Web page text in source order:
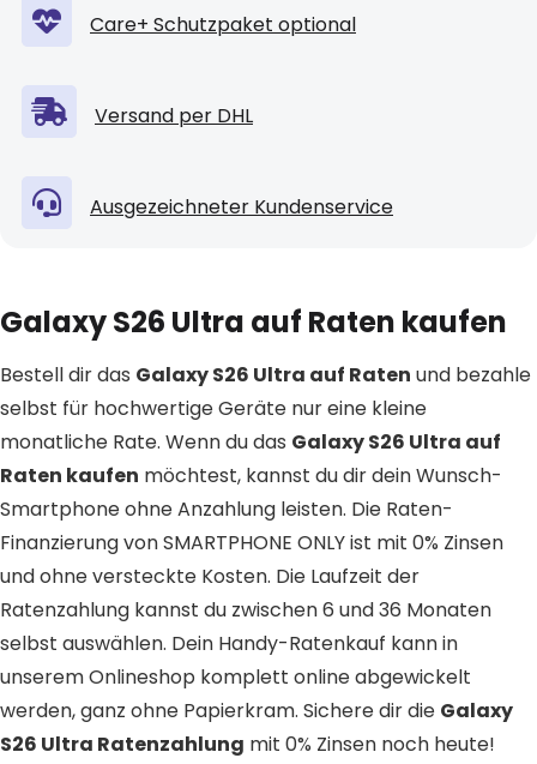
Care+ Schutzpaket optional
Versand per DHL
Ausgezeichneter Kundenservice
Galaxy S26 Ultra auf Raten kaufen
Bestell dir das Galaxy S26 Ultra auf Raten und bezahle
selbst für hochwertige Geräte nur eine kleine
monatliche Rate. Wenn du das Galaxy S26 Ultra auf
Raten kaufen möchtest, kannst du dir dein Wunsch-
Smartphone ohne Anzahlung leisten. Die Raten-
Finanzierung von SMARTPHONE ONLY ist mit 0% Zinsen
und ohne versteckte Kosten. Die Laufzeit der
Ratenzahlung kannst du zwischen 6 und 36 Monaten
selbst auswählen. Dein Handy-Ratenkauf kann in
unserem Onlineshop komplett online abgewickelt
werden, ganz ohne Papierkram. Sichere dir die Galaxy
S26 Ultra Ratenzahlung mit 0% Zinsen noch heute!